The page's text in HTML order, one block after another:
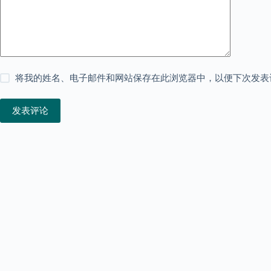
将我的姓名、电子邮件和网站保存在此浏览器中，以便下次发表
发表评论